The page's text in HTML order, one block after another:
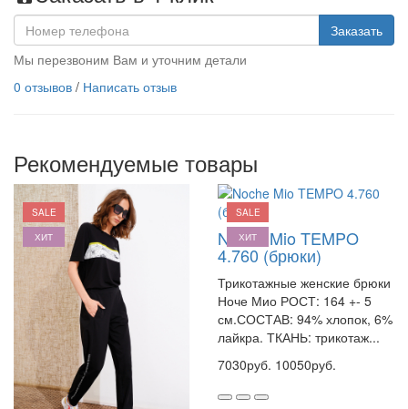
Заказать
Мы перезвоним Вам и уточним детали
0 отзывов / Написать отзыв
Рекомендуемые товары
SALE
ХИТ
SALE
ХИТ
Noche Mio TEMPO
4.760 (брюки)
Трикотажные женские брюки
Ноче Мио РОСТ: 164 +- 5
см.СОСТАВ: 94% хлопок, 6%
лайкра. ТКАНЬ: трикотаж...
7030руб. 10050руб.